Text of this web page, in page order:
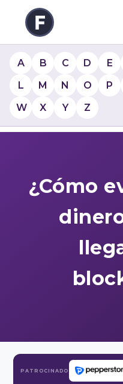
A B C D E
L
M N O P
W
X Y Z
¿Cómo
PATROCINADO